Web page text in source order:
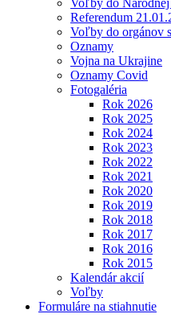
Voľby do
Referendum
Voľby do orgánov
Oznamy
Vojna na Ukrajine
Oznamy Covid
Fotogaléria
Rok 2026
Rok 2025
Rok 2024
Rok 2023
Rok 2022
Rok 2021
Rok 2020
Rok 2019
Rok 2018
Rok 2017
Rok 2016
Rok 2015
Kalendár akcií
Voľby
Formuláre na stiahnutie